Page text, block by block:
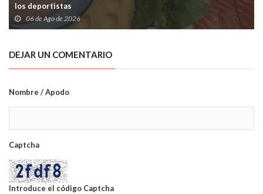
los deportistas
06 de Ago de 2026
DEJAR UN COMENTARIO
Nombre / Apodo
Captcha
Introduce el código Captcha